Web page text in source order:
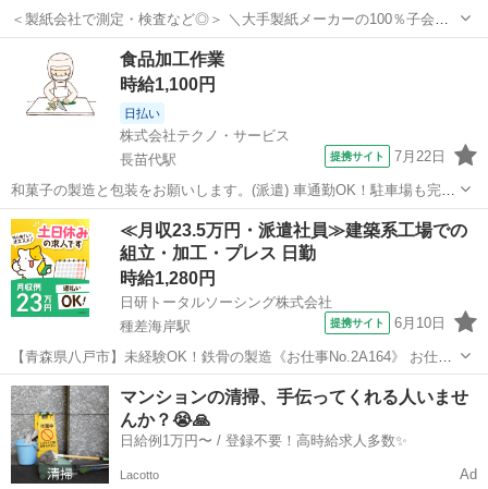
＜製紙会社で測定・検査など◎＞ ＼大手製紙メーカーの100％子会社
でのお仕事！／ 紹介予定派遣のお仕事♪ 最長6ヵ月の派遣契約終了後、
双方の合意の上、 派遣先での直接雇用切り替えを前提としたお仕事で
す！ ＜具体的には…＞...
陸奥市川駅
食品加工作業
時給1,100円
日払い
株式会社テクノ・サービス
長苗代駅
提携サイト 7月22日
和菓子の製造と包装をお願いします。(派遣) 車通勤OK！駐車場も完備
しています◎休憩室あり！休憩時間も大切にできる、ゆとりある環境
です◎ 幅広い年齢層の方が活躍中です。先輩スタッフのサポートあり
◎少しずつ慣れていける環境です...
青森 八戸市 長苗代駅 工場
≪月収23.5万円・派遣社員≫建築系工場での
組立・加工・プレス 日勤
時給1,280円
日研トータルソーシング株式会社
種差海岸駅
提携サイト 6月10日
【青森県八戸市】未経験OK！鉄骨の製造《お仕事No.2A164》 お仕事
について 鉄骨の製造です。主に機械が自動で行ってくれるので、機械
操作やサポートが中心となります。力任せの作業はありません。 【切
断作業】長い鉄の棒や厚...
青森 八戸市 その他
マンションの清掃、手伝ってくれる人いませ
んか？😭🙏
日給例1万円〜 / 登録不要！高時給求人多数✨
Lacotto Ad